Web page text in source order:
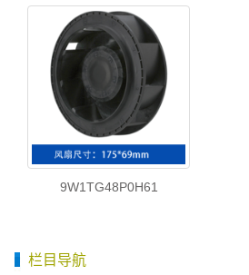
9W1TG48P0H61
栏目导航